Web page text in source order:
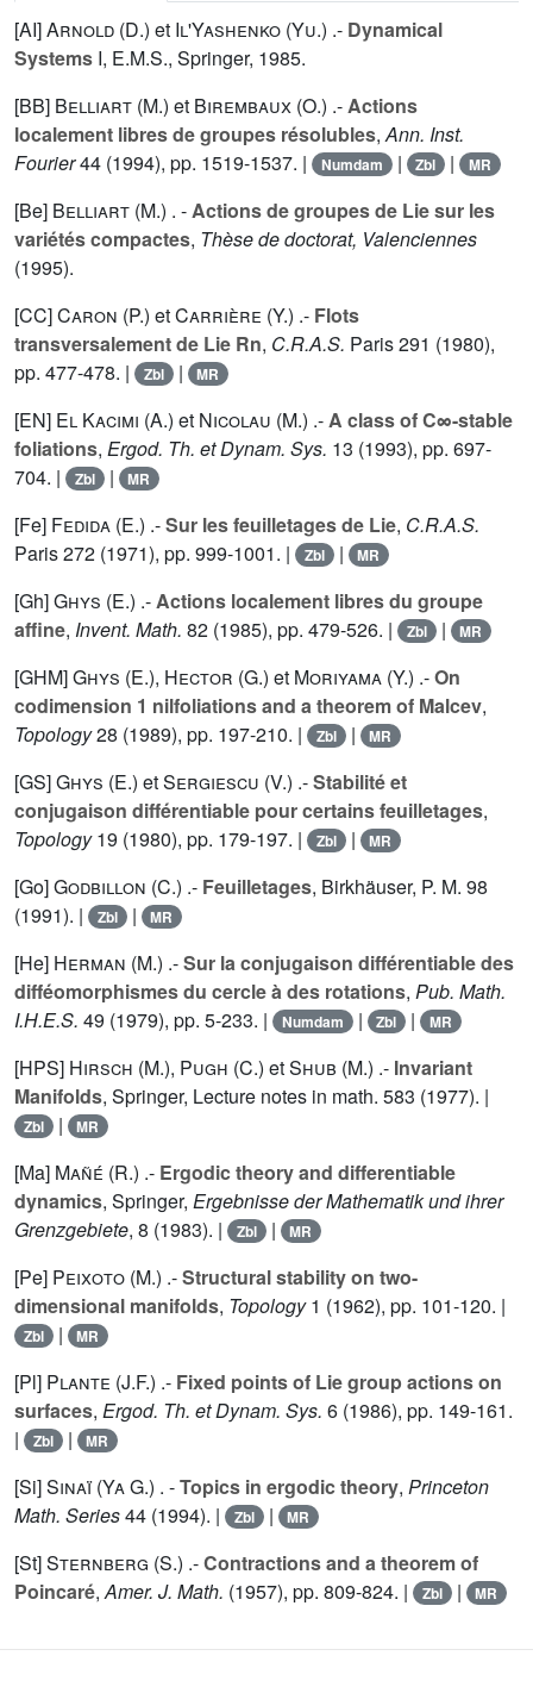
[AI]Arnold (D.) et Il'Yashenko (Yu.) .- Dynamical
Systems I, E.M.S., Springer, 1985.
[BB] Belliart (M.) et Birembaux (O.) .-Actions
localement libres de groupes résolubles,Ann. Inst.
Fourier44 (1994), pp. 1519-1537. | Numdam | Zbl | MR
[Be] Belliart (M.) . -Actions de groupes de Lie sur les
variétés compactes, Thèse de doctorat, Valenciennes
(1995).
[CC]Caron (P.) etCarrière (Y.) .- Flots
transversalement de Lie Rn, C.R.A.S. Paris291 (1980),
pp. 477-478. |
Zbl | MR
[EN] El Kacimi (A.) et Nicolau (M.) .-A class of C∞-stable
foliations, Ergod. Th. et Dynam. Sys. 13 (1993), pp. 697-
704. |
Zbl | MR
[Fe] Fedida (E.) .-Sur les feuilletages de Lie, C.R.A.S.
Paris272 (1971), pp. 999-1001. | Zbl | MR
[Gh]Ghys (E.) .-Actions localement libres du groupe
affine, Invent. Math. 82 (1985), pp. 479-526. | Zbl | MR
[GHM]Ghys (E.), Hector (G.) et Moriyama (Y.) .-On
codimension 1 nilfoliations and a theorem of Malcev,
Topology28 (1989), pp. 197-210. | Zbl | MR
[GS]Ghys (E.) etSergiescu (V.) .-Stabilité et
conjugaison différentiable pour certains feuilletages,
Topology 19 (1980), pp. 179-197. | Zbl | MR
[Go]Godbillon (C.) .- Feuilletages, Birkhäuser, P. M. 98
(1991). |
Zbl | MR
[He] Herman (M.) .-Sur la conjugaison différentiable des
difféomorphismes du cercle à des rotations, Pub. Math.
I.H.E.S. 49 (1979), pp. 5-233. | Numdam | Zbl | MR
[HPS] Hirsch (M.), Pugh (C.) etShub (M.) .- Invariant
Manifolds, Springer, Lecture notes in math. 583 (1977). |
Zbl | MR
[Ma] Mañé (R.) .- Ergodic theory and differentiable
dynamics, Springer, Ergebnisse der Mathematik und ihrer
Grenzgebiete, 8 (1983). | Zbl | MR
[Pe] Peixoto (M.) .-Structural stability on two-
dimensional manifolds, Topology 1 (1962), pp. 101-120. |
Zbl | MR
[Pl] Plante (J.F.) .- Fixed points of Lie group actions on
surfaces, Ergod. Th. et Dynam. Sys. 6 (1986), pp. 149-161.
|
Zbl | MR
[Si]Sinaï (Ya G.) . -Topics in ergodic theory, Princeton
Math. Series44 (1994). | Zbl | MR
[St]Sternberg (S.) .-Contractions and a theorem of
Poincaré,Amer. J. Math. (1957), pp. 809-824. | Zbl | MR